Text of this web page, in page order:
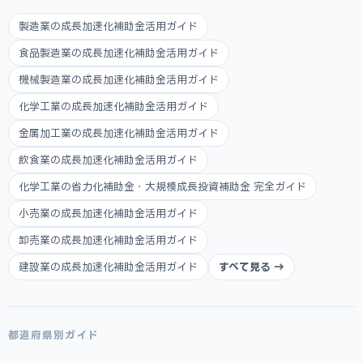
製造業の成長加速化補助金活用ガイド
食品製造業の成長加速化補助金活用ガイド
機械製造業の成長加速化補助金活用ガイド
化学工業の成長加速化補助金活用ガイド
金属加工業の成長加速化補助金活用ガイド
飲食業の成長加速化補助金活用ガイド
化学工業の省力化補助金・大規模成長投資補助金 完全ガイド
小売業の成長加速化補助金活用ガイド
卸売業の成長加速化補助金活用ガイド
建設業の成長加速化補助金活用ガイド すべて見る →
都道府県別ガイド